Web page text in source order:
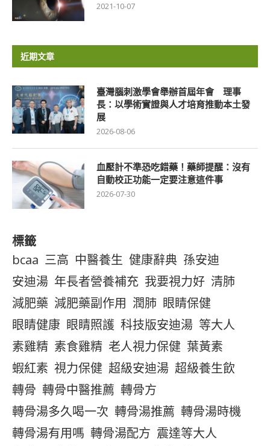
2021-10-07
近期文章
臺灣腦刺激學會舉辦首屆年會 理事
長：以學術實證與人才培育推動本土發
展
2026-08-06
血壓計不準恐吃錯藥！藥師提醒：沒有
自動校正功能一定要注意這件事
2026-07-30
標籤
bcaa 三高 中醫養生 健康辭典 孫安迪
安迪湯 年長者營養補充 我要視力好 清肺
減肥藥 減肥藥副作用 潤肺 眼睛保健
眼睛健康 眼睛照護 科技版安迪湯 等大人
素雞精 素食雞精 老人視力保健 葉黃素
蝦紅素 視力保健 超級安迪湯 超級養生飲
轉骨 轉骨中醫推薦 轉骨方
轉骨湯多久喝一次 轉骨湯推薦 轉骨湯時機
轉骨湯有用嗎 轉骨湯配方 震達等大人